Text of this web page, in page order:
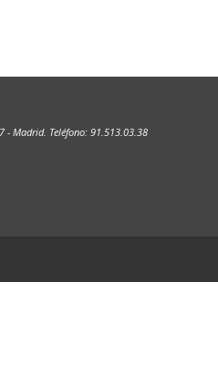
- Madrid. Teléfono: 91.513.03.38